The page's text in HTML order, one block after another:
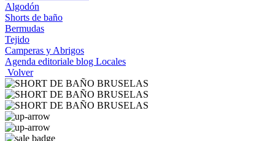
Algodón
Shorts de baño
Bermudas
Tejido
Camperas y Abrigos
Agenda editoriale blog Locales
Volver